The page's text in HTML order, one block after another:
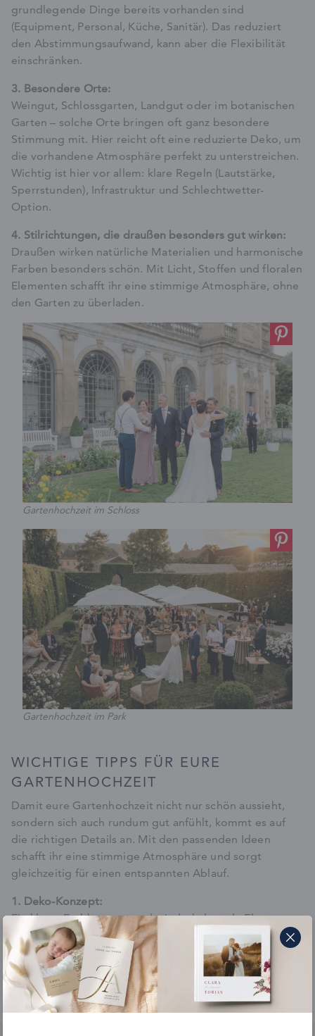
grundlegende Dinge bereits vorhanden sind
(Equipment, Personal, Küche, Sanitär). Das reduziert
den Abstimmungsaufwand, kann aber die Flexibilität
einschränken.
3. Besondere Orte:
Weingut, Schlossgarten, Landgut oder im botanischen
Garten – solche Orte bringen oft ganz besondere
Stimmung mit. Hier reicht oft eine reduzierte Deko, um
die vorhandene Atmosphäre perfekt zu unterstreichen.
Wichtig ist hier vor allem: klare Regeln (Lautstärke,
Sperrstunden), Infrastruktur und Schlechtwetter-
Option.
4. Stilrichtungen, die draußen besonders gut wirken:
Draußen wirken natürliche Materialien und harmonische
Farben besonders schön. Mit Licht, Stoffen und floralen
Elementen schafft ihr eine stimmige Atmosphäre, ohne
den Garten zu überladen.
Gartenhochzeit im Schloss
Gartenhochzeit im Park
WICHTIGE TIPPS FÜR EURE
GARTENHOCHZEIT
Damit eure Gartenhochzeit nicht nur schön aussieht,
sondern sich auch rundum gut anfühlt, kommt es auf
die richtigen Details an. Mit den passenden Ideen
schafft ihr eine stimmige Atmosphäre und sorgt
gleichzeitig für einen entspannten Ablauf.
1. Deko-Konzept:
Ein klares Farbkonzept und wiederkehrende Elemente
wirken wie ein roter Faden durch eure gesamte
Hochzeit. Orientiert euch am Stil eurer Location – das
macht euch die Gestaltung deutlich leichter, gerade bei
einer Gartenhochzeit, weil die Natur ohnehin schon
wunderbar „mitdekoriert“.